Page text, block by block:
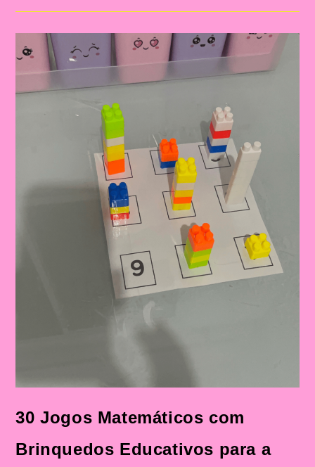
Com
Para
Educação
Infantil|
30 Jogos Matemáticos com
Brinquedos Educativos para a